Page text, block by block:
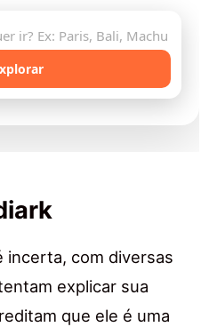
incerta, com diversas
explicar sua
que ele é uma